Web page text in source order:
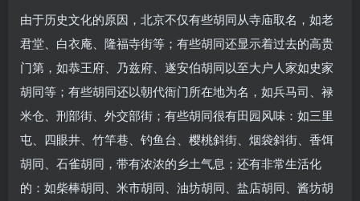
由于历史文化的原因，北京不仅有些胡同从寺庙取名，如老
君堂、白衣庵、隆福寺街等；有些胡同还显示着过去的高贵
门第，如恭王府、乃兹府、遂安伯胡同以至大户人家如史家
胡同等；有些胡同还以朝代衙门所在地为名，如兵马司、禄
米仓、刑部街、外交部街；有些胡同很有田园风味：如三里
屯、四眼井、竹竿巷、钓鱼台、樱桃斜街、烟袋斜街、香饵
胡同、石雀胡同，带有浓浓的乡土气息；还有非常生活化
的：如柴棒胡同、米市胡同、油坊胡同、盐店胡同、酱坊胡